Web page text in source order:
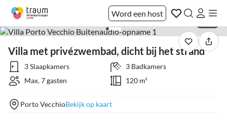
Word een host
Villa met privézwembad, dicht bij het strand
3 Slaapkamers
3 Badkamers
Max. 7 gasten
120 m²
Porto VecchioBekijk op kaart